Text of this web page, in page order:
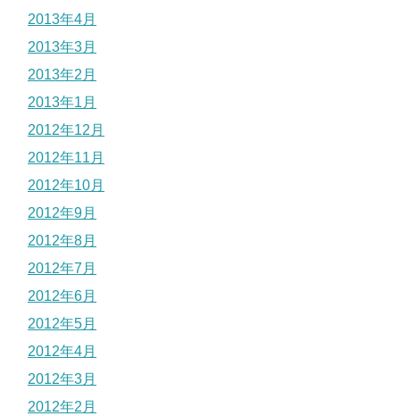
2013年4月
2013年3月
2013年2月
2013年1月
2012年12月
2012年11月
2012年10月
2012年9月
2012年8月
2012年7月
2012年6月
2012年5月
2012年4月
2012年3月
2012年2月